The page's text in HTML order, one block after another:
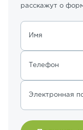
расскажут о
Имя
Телефон
Электронная